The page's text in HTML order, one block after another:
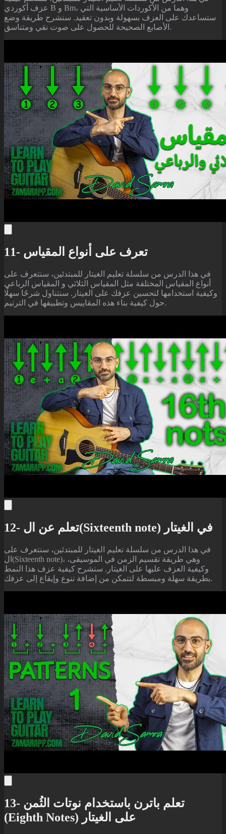
عزف أكوردي B و Bm، وهما من الأكوردات الأساسية التي
ستساعدك على العزف بسهولة وبدون تعقيد. سنشرح طريقة وضع
الأصابع الصحيحة للحصول على صوت نقي ومتناسق.
11- تعرف على أنواع المقياس
في هذا الدرس من سلسلة تعليم الغيتار للمبتدئين، سنتعرف على
أنواع المقياس المختلفة مثل المقياس الثلاثي و المقياس الرباعي
وكيفية استخدامها لتحسين عزفك على الغيتار. سنتناول شرحًا سهلًا
حول كيفية بناء هذه المقاييس وتطبيقها في الترنيم.
12- تعلم عن ال(Sixteenth note) في الغيتار
في هذا الدرس من سلسلة تعليم الغيتار للمبتدئين، سنتعرف على
ال(Sixteenth note)، وهي طريقة تقسيم الزمن في الموسيقى،
وكيفية العزف عليها على الغيتار. سنشرح كيفية عزف هذا النمط
بطريقة سهلة ومبسطة لتتمكن من إضافة تنوع وإيقاع إلى عزفك.
13- تعلم باترن باستخدام نوتات الثُمن
(Eighth Notes) على الغيتار